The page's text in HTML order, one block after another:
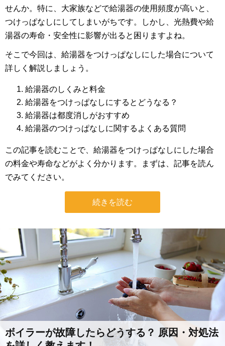
せんか。特に、大家族などで給湯器の使用頻度が高いと、
つけっぱなしにしてしまいがちです。しかし、光熱費や給
湯器の寿命・安全性に影響が出ると困りますよね。
そこで今回は、給湯器をつけっぱなしにした場合について
詳しく解説しましょう。
給湯器のしくみと料金
給湯器をつけっぱなしにするとどうなる？
給湯器は都度消しがおすすめ
給湯器のつけっぱなしに関するよくある質問
この記事を読むことで、給湯器をつけっぱなしにした場合
の料金や寿命などがよく分かります。まずは、記事を読ん
でみてください。
続きを読む
ボイラーが故障したらどうする？ 原因・対処法